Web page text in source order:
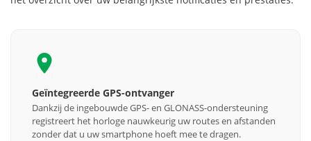
Geïntegreerde GPS-ontvanger
Dankzij de ingebouwde GPS- en GLONASS-ondersteuning
registreert het horloge nauwkeurig uw routes en afstanden
zonder dat u uw smartphone hoeft mee te dragen.